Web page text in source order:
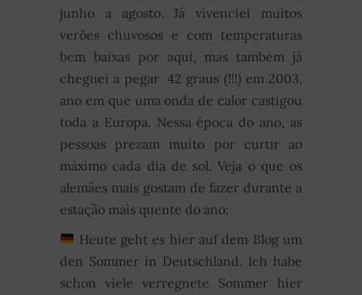
junho a agosto. Já vivenciei muitos
verões chuvosos e com temperaturas
bem baixas por aqui, mas também já
cheguei a pegar 42 graus (!!!) em 2003,
ano em que uma onda de calor castigou
toda a Europa. Nessa época do ano, as
pessoas prezam muito por curtir ao
máximo cada dia de sol. Veja o que os
alemães mais gostam de fazer durante a
estação mais quente do ano:
Heute geht es hier auf dem Blog um
den Sommer in Deutschland. Ich habe
schon viele verregnete Sommer hier